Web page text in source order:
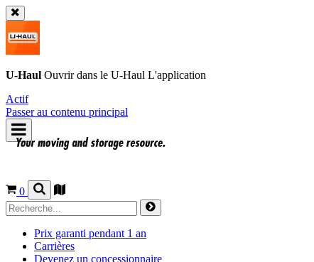
U-Haul Ouvrir dans le U-Haul L'application
Actif
Passer au contenu principal
0
Prix garanti pendant 1 an
Carrières
Devenez un concessionnaire